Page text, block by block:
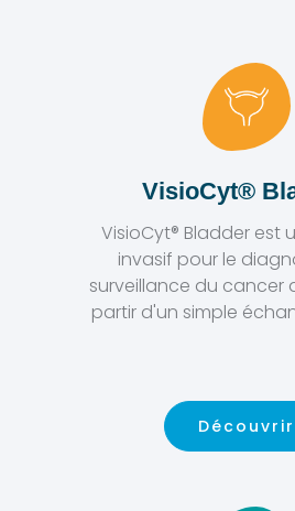
VisioCyt®
VisioCyt® Bladder est
invasif pour le
surveillance du cancer
partir d'un simple
Découvrir